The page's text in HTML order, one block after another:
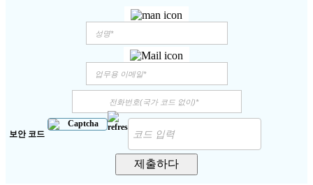
보안 코드
제출하다